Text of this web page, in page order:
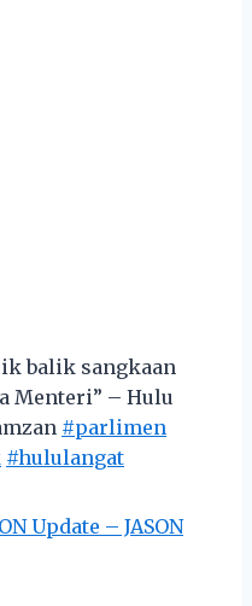
balik sangkaan
Menteri” – Hulu
#parlimen
#hululangat
Update – JASON